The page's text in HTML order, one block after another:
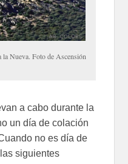
la Nueva. Foto de Ascensión
a cabo durante la
un día de colación
no es día de
siguientes